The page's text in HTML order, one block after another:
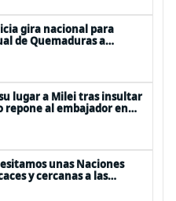
gira nacional para
de Quemaduras a
la salud
lugar a Milei tras insultar
repone al embajador en
relación bilateral
unas Naciones
y cercanas a las